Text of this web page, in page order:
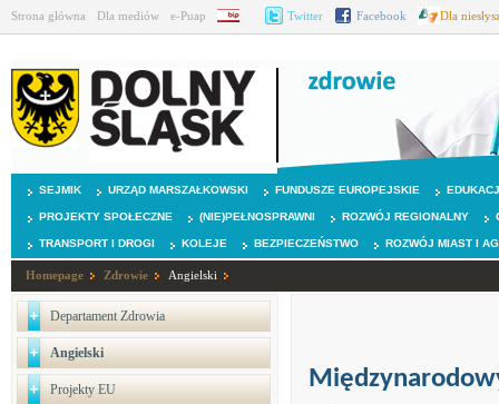
Strona główna Dla mediów e-Puap BIP Twitter Facebook Dla
SEJMIK URZĄD MARSZAŁKOWSKI FUNDUSZE EUROPEJSKIE
PROJEKTY SPOŁECZNE (NIE)PEŁNOSPRAWNI ROZWÓJ REGIONALNY
TRANSPORT I DROGI KOLEJE BEZPIECZEŃSTWO ROZWÓJ MIAST I
Homepage Zdrowie Angielski
Departament Zdrowia
Angielski
Projekty EU